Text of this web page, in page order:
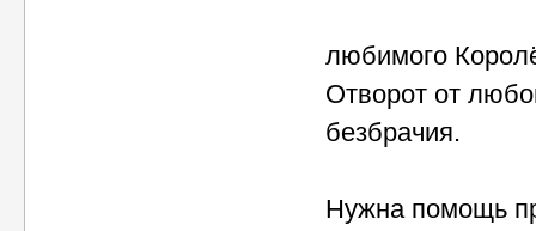
любимого
Отворот от
безбрачия.
Нужна помощь